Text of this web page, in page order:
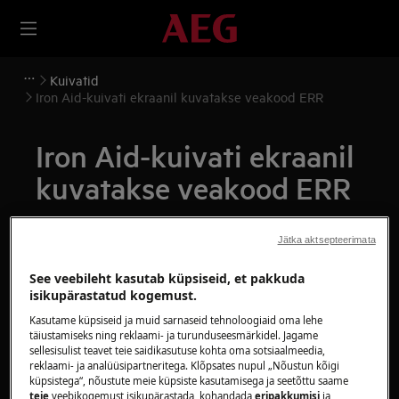
Kuivatid
Iron Aid-kuivati ekraanil kuvatakse veakood ERR
Iron Aid-kuivati ekraanil
kuvatakse veakood ERR
Täitke aurupaak MAX-tasemeni. Kui ikoonid
endiselt vilguvad, pöörduge volitatud
teeninduskeskuse poole.
Kas see artikkel oli abiks?
See veebileht kasutab küpsiseid, et pakkuda
isikupärastatud kogemust.
Kasutame küpsiseid ja muid sarnaseid tehnoloogiaid oma lehe
täiustamiseks ning reklaami- ja turunduseesmärkidel. Jagame
sellesisulist teavet teie saidikasutuse kohta oma sotsiaalmeedia,
reklaami- ja analüüsipartneritega. Klõpsates nupul „Nõustun kõigi
küpsistega“, nõustute meie küpsiste kasutamisega ja seetõttu saame
teie veebikogemust isikupärastada, kohandadaeripakkumisi ja
Jätka aktsepteerimata